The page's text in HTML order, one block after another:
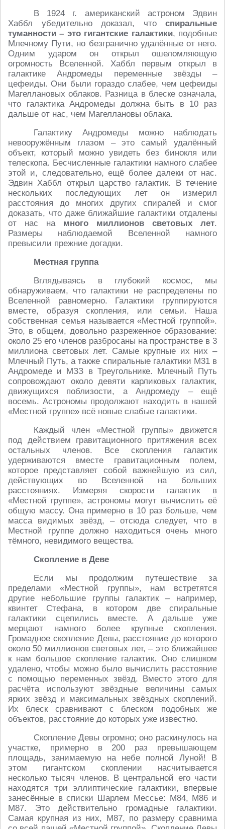
В 1924 г. американский астроном Эдвин
Хаббл убедительно доказал, что спиральные
туманности – это гигантские галактики, подобные
Млечному Пути, но безгранично удалённые от него.
Одним ударом он открыл ошеломляющую
огромность Вселенной. Хаббл первым открыл в
галактике Андромеды переменные звёзды –
цефеиды. Они были гораздо слабее, чем цефеиды
Магеллановых облаков. Разница в блеске означала,
что галактика Андромеды должна быть в 10 раз
дальше от нас, чем Магеллановы облака.
Галактику Андромеды можно наблюдать
невооружённым глазом – это самый удалённый
объект, который можно увидеть без бинокля или
телескопа. Бесчисленные галактики намного слабее
этой и, следовательно, ещё более далеки от нас.
Эдвин Хаббл открыл царство галактик. В течение
нескольких последующих лет он измерил
расстояния до многих других спиралей и смог
доказать, что даже ближайшие галактики отдалены
от нас на много миллионов световых лет.
Размеры наблюдаемой Вселенной намного
превысили прежние догадки.
Местная группа
Вглядываясь в глубокий космос, мы
обнаруживаем, что галактики не распределены по
Вселенной равномерно. Галактики группируются
вместе, образуя скопления, или семьи. Наша
собственная семья называется «Местной группой».
Это, в общем, довольно разреженное образование:
около 25 его членов разбросаны на пространстве в 3
миллиона световых лет. Самые крупные их них –
Млечный Путь, а также спиральные галактики М31 в
Андромеде и МЗЗ в Треугольнике. Млечный Путь
сопровождают около девяти карликовых галактик,
движущихся поблизости, а Андромеду – ещё
восемь. Астрономы продолжают находить в нашей
«Местной группе» всё новые слабые галактики.
Каждый член «Местной группы» движется
под действием гравитационного притяжения всех
остальных членов. Все скопления галактик
удерживаются вместе гравитационным полем,
которое представляет собой важнейшую из сил,
действующих во Вселенной на больших
расстояниях. Измеряя скорости галактик в
«Местной группе», астрономы могут вычислить её
общую массу. Она примерно в 10 раз больше, чем
масса видимых звёзд, – отсюда следует, что в
Местной группе должно находиться очень много
тёмного, невидимого вещества.
Скопление в Деве
Если мы продолжим путешествие за
пределами «Местной группы», нам встретятся
другие небольшие группы галактик – например,
квинтет Стефана, в котором две спиральные
галактики сцепились вместе. А дальше уже
мерцают намного более крупные скопления.
Громадное скопление Девы, расстояние до которого
около 50 миллионов световых лет, – это ближайшее
к нам большое скопление галактик. Оно слишком
удалено, чтобы можно было вычислить расстояние
с помощью переменных звёзд. Вместо этого для
расчёта используют звёздные величины самых
ярких звёзд и максимальных звёздных скоплений.
Их блеск сравнивают с блеском подобных же
объектов, расстояние до которых уже известно.
Скопление Девы огромно; оно раскинулось на
участке, примерно в 200 раз превышающем
площадь, занимаемую на небе полной Луной! В
этом гигантском скоплении насчитывается
несколько тысяч членов. В центральной его части
находятся три эллиптические галактики, впервые
занесённые в списки Шарлем Мессье: М84, М86 и
М87. Это действительно громадные галактики.
Самая крупная из них, М87, по размеру сравнима